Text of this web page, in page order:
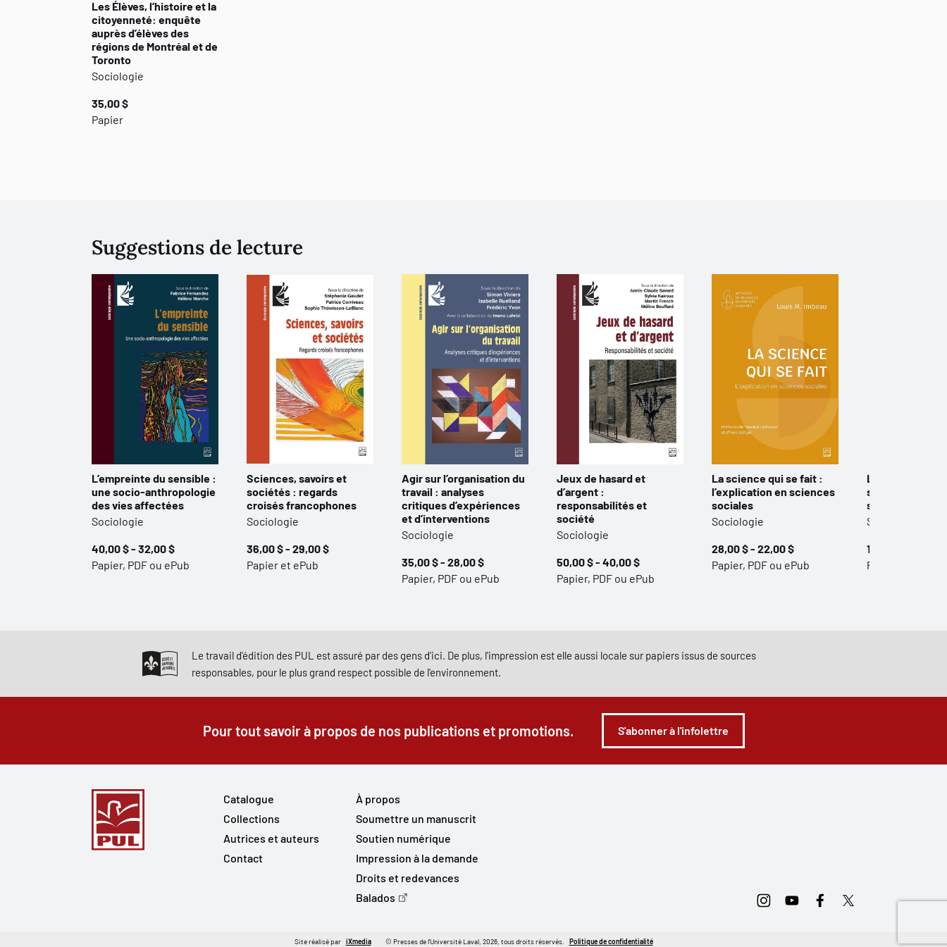
Les Élèves, l’histoire et la
citoyenneté: enquête
auprès d’élèves des
régions de Montréal et de
Toronto
Sociologie
35,00 $
Papier
Suggestions de lecture
L’empreinte du sensible :
une socio-anthropologie
des vies affectées
Sociologie
40,00 $ - 32,00 $
Papier, PDF ou ePub
Sciences, savoirs et
sociétés : regards
croisés francophones
Sociologie
36,00 $ - 29,00 $
Papier et ePub
Agir sur l’organisation du
travail : analyses
critiques d’expériences
et d’interventions
Sociologie
35,00 $ - 28,00 $
Papier, PDF ou ePub
Jeux de hasard et
d’argent :
responsabilités et
société
Sociologie
50,00 $ - 40,00 $
Papier, PDF ou ePub
La science qui se fait :
l’explication en sciences
sociales
Sociologie
28,00 $ - 22,00 $
Papier, PDF ou ePub
Le fossé des
santé : la face
système de
Sociologie
19,95 $ - 15,95 $
Papier, PDF ou
Le travail d'édition des PUL est assuré par des gens d'ici. De plus, l'impression est elle aussi locale sur papiers issus de sources
responsables, pour le plus grand respect possible de l'environnement.
Pour tout savoir à propos de nos publications et promotions. S'abonner à l'infolettre
Catalogue
Collections
Autrices et auteurs
Contact
À propos
Soumettre un manuscrit
Soutien numérique
Impression à la demande
Droits et redevances
Balados
InstagramYoutubeFacebookTwitter
Site réalisé par iXmedia © Presses de l'Université Laval, 2026, tous droits réservés. Politique de confidentialité